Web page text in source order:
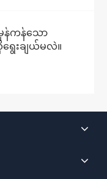
န်သော
ချယ်မလဲ။